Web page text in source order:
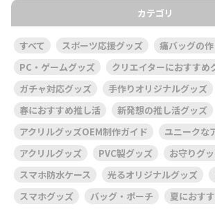
カテゴリ
すべて スポーツ応援グッズ
痛バッグの
PC・ゲームグッズ
クリエイターにおすすめ
ガチャ対応グッズ
手作りオリジナルグッズ
春におすすめ推し活
新発想の推し活グッズ
アクリルグッズOEM制作ガイド
ユニークな
アクリルグッズ
PVC製グッズ お守りグ
スマホ防水ケース
光るオリジナルグッズ
スマホグッズ
バッグ・ポーチ
夏におす